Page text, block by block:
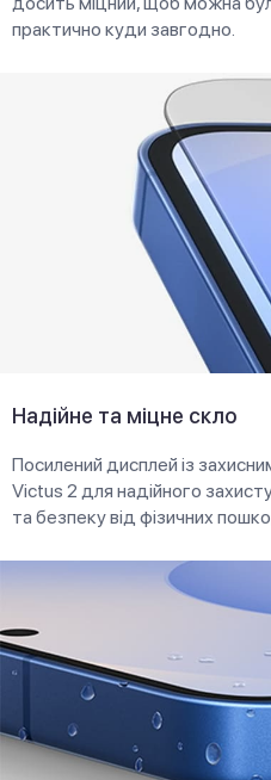
практично куди завгодно.
Надійне та міцне скло
Посилений дисплей із
Victus 2 для надійного
та безпеку від фізичних